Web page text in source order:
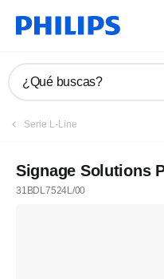
¿Qué buscas?
Serie L-Line
Signage Solutions
31BDL7524L/00